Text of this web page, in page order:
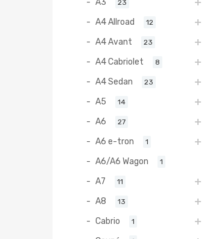
23
A4 Allroad 12
A4 Avant 23
A4 Cabriolet 8
A4 Sedan 23
A5 14
A6 27
A6 e-tron 1
A6/A6 Wagon 1
A7 11
A8 13
Cabrio 1